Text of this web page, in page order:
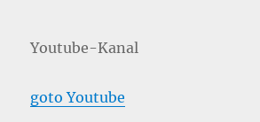
Youtube-Kanal
goto Youtube